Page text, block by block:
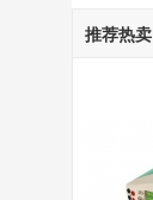
推荐热卖